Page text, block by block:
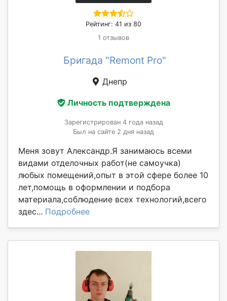
Рейтинг: 41 из 80
1 отзывов
Бригада "Remont Pro"
Днепр
Личность подтверждена
Зарегистрирован 4 года назад
Был на сайте 2 дня назад
Меня зовут Александр.Я занимаюсь всеми
видами отделочных работ(не самоучка)
любых помещений,опыт в этой сфере более 10
лет,помощь в оформлении и подбора
материала,соблюдение всех технологий,всего
здес... Подробнее